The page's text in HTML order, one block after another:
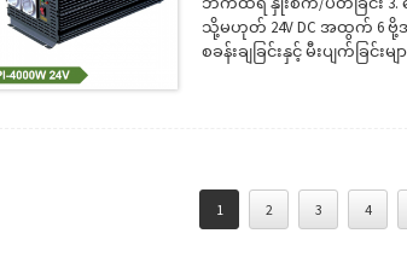
သို့မဟုတ် 24V DC အထွက် 6 ဗို့အာ
စခန်းချခြင်းနှင့် မီးပျက်ခြ
https://
1 2 3 4